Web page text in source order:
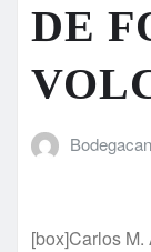
DE
[box]Carlos